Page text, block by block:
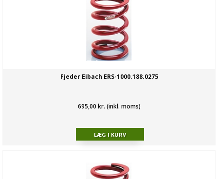
Fjeder Eibach ERS-1000.188.0275
695,00 kr. (inkl. moms)